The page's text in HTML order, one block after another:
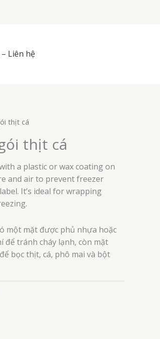
Liên hệ
thịt cá
thịt cá
a plastic or wax coating on
and air to prevent freezer
It’s ideal for wrapping
một mặt được phủ nhựa hoặc
để tránh cháy lạnh, còn mặt
bọc thịt, cá, phô mai và bột